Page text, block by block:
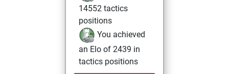
14552 tactics
positions
You achieved
an Elo of 2439 in
tactics positions